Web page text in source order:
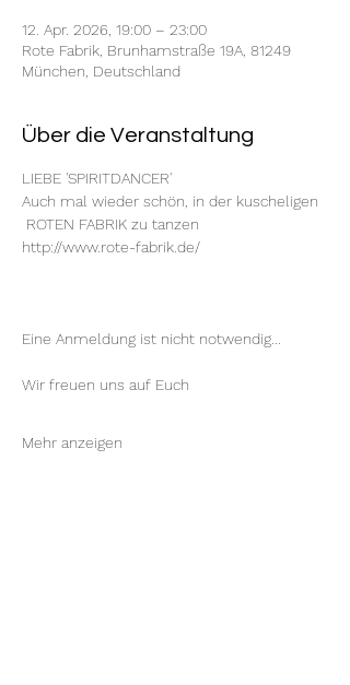
12. Apr. 2026, 19:00 – 23:00
Rote Fabrik, Brunhamstraße 19A, 81249
München, Deutschland
Über die Veranstaltung
LIEBE 'SPIRITDANCER'
Auch mal wieder schön, in der kuscheligen
ROTEN FABRIK zu tanzen
http://www.rote-fabrik.de/
Eine Anmeldung ist nicht notwendig...
Wir freuen uns auf Euch
Mehr anzeigen